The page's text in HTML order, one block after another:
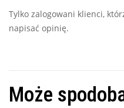
Tylko zalogowani klienci,
napisać opinię.
Może